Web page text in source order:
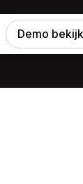
Demo